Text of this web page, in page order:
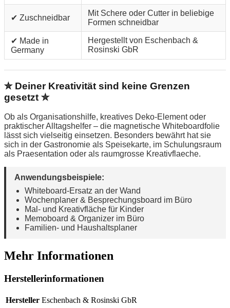
✔ Zuschneidbar
Mit Schere oder Cutter in beliebige
Formen schneidbar
✔ Made in
Germany
Hergestellt von Eschenbach &
Rosinski GbR
✮ Deiner Kreativität sind keine Grenzen
gesetzt ✮
Ob als Organisationshilfe, kreatives Deko-Element oder
praktischer Alltagshelfer – die magnetische Whiteboardfolie
lässt sich vielseitig einsetzen. Besonders bewährt hat sie
sich in der Gastronomie als Speisekarte, im Schulungsraum
als Praesentation oder als raumgrosse Kreativflaeche.
Anwendungsbeispiele:
Whiteboard-Ersatz an der Wand
Wochenplaner & Besprechungsboard im Büro
Mal- und Kreativfläche für Kinder
Memoboard & Organizer im Büro
Familien- und Haushaltsplaner
Mehr Informationen
Herstellerinformationen
Hersteller Eschenbach & Rosinski GbR